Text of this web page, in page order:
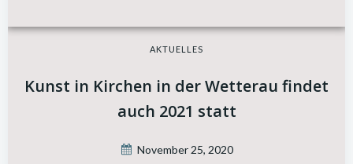
AKTUELLES
Kunst in Kirchen in der Wetterau findet
auch 2021 statt
November 25, 2020